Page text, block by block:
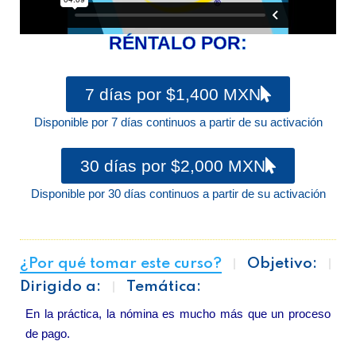
RÉNTALO POR:
7 días por $1,400 MXN
Disponible por 7 días continuos a partir de su activación
30 días por $2,000 MXN
Disponible por 30 días continuos a partir de su activación
¿Por qué tomar este curso?
Objetivo:
Dirigido a:
Temática:
En la práctica, la nómina es mucho más que un proceso
de pago.